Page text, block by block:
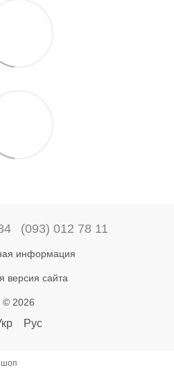
(093) 012 78 11
информация
версия сайта
© 2026
Рус